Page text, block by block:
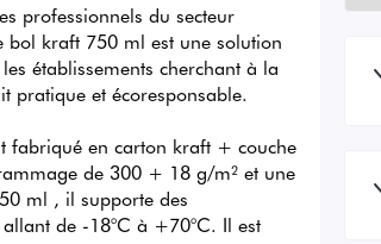
professionnels du secteur
bol kraft 750 ml est une solution
établissements cherchant à la
pratique et écoresponsable.
fabriqué en carton kraft + couche
de 300 + 18 g/m² et une
ml , il supporte des
de -18°C à +70°C. Il est